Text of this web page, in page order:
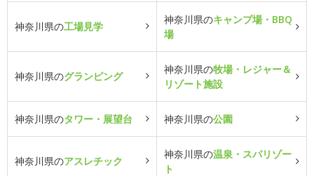
神奈川県の工場見学
神奈川県のキャンプ場・BBQ
場
神奈川県のグランピング
神奈川県の牧場・レジャー＆
リゾート施設
神奈川県のタワー・展望台 神奈川県の公園
神奈川県のアスレチック
神奈川県の温泉・スパリゾー
ト